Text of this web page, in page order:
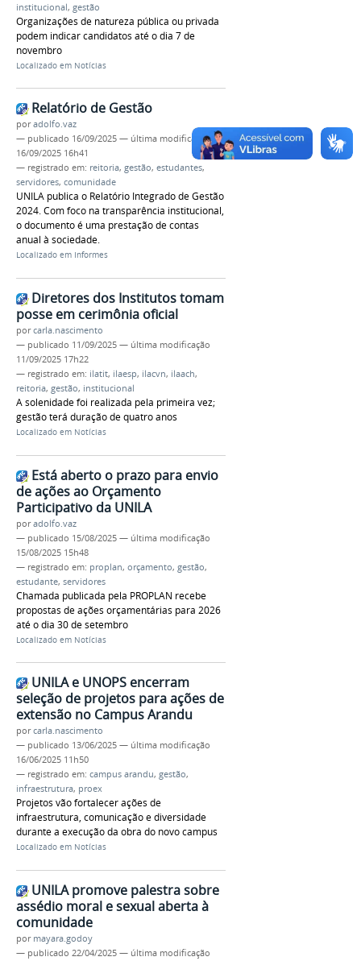
institucional, gestão
Organizações de natureza pública ou privada
podem indicar candidatos até o dia 7 de
novembro
Localizado em Notícias
Relatório de Gestão
poradolfo.vaz
— publicado 16/09/2025 — última modificação
16/09/2025 16h41
— registrado em: reitoria, gestão, estudantes,
servidores, comunidade
UNILA publica o Relatório Integrado de Gestão
2024. Com foco na transparência institucional,
o documento é uma prestação de contas
anual à sociedade.
Localizado em Informes
Diretores dos Institutos tomam
posse em cerimônia oficial
porcarla.nascimento
— publicado 11/09/2025 — última modificação
11/09/2025 17h22
— registrado em: ilatit, ilaesp, ilacvn, ilaach,
reitoria, gestão, institucional
A solenidade foi realizada pela primeira vez;
gestão terá duração de quatro anos
Localizado em Notícias
Está aberto o prazo para envio
de ações ao Orçamento
Participativo da UNILA
poradolfo.vaz
— publicado 15/08/2025 — última modificação
15/08/2025 15h48
— registrado em: proplan, orçamento, gestão,
estudante, servidores
Chamada publicada pela PROPLAN recebe
propostas de ações orçamentárias para 2026
até o dia 30 de setembro
Localizado em Notícias
UNILA e UNOPS encerram
seleção de projetos para ações de
extensão no Campus Arandu
porcarla.nascimento
— publicado 13/06/2025 — última modificação
16/06/2025 11h50
— registrado em: campus arandu, gestão,
infraestrutura, proex
Projetos vão fortalecer ações de
infraestrutura, comunicação e diversidade
durante a execução da obra do novo campus
Localizado em Notícias
UNILA promove palestra sobre
assédio moral e sexual aberta à
comunidade
por mayara.godoy
— publicado 22/04/2025 — última modificação